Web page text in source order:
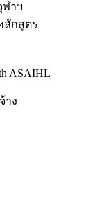
ฬาฯ
ลักสูตร
ASAIHL
าง